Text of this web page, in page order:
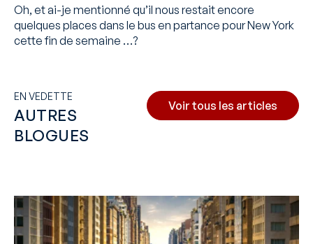
Oh, et ai-je mentionné qu’il nous restait encore
quelques places dans le bus en partance pour New York
cette fin de semaine …?
EN VEDETTE
AUTRES
BLOGUES
Voir tous les articles